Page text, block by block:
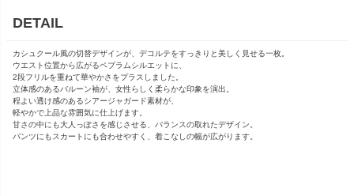
DETAIL
カシュクール風の切替デザインが、デコルテをすっきりと美しく見せる一枚。
ウエスト位置から広がるペプラムシルエットに、
2段フリルを重ねて華やかさをプラスしました。
立体感のあるバルーン袖が、女性らしく柔らかな印象を演出。
程よい透け感のあるシアージャガード素材が、
軽やかで上品な雰囲気に仕上げます。
甘さの中にも大人っぽさを感じさせる、バランスの取れたデザイン。
パンツにもスカートにも合わせやすく、着こなしの幅が広がります。